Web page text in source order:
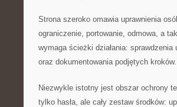
Strona szeroko omawia uprawnienia
ograniczenie, portowanie, odmowa, a
wymaga ścieżki działania:
oraz dokumentowania podjętych kroków.
Niezwykle istotny jest obszar ochrony
tylko hasła, ale cały zestaw środków: